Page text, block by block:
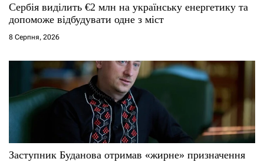
Сербія виділить €2 млн на українську енергетику та
допоможе відбудувати одне з міст
8 Серпня, 2026
Заступник Буданова отримав «жирне» призначення